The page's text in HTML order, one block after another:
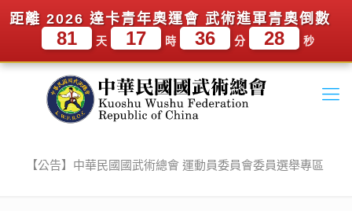
距離 2026 達卡青年奧運會 武術進軍青奧倒數
81 天 17 時 36 分 27 秒
【公告】中華民國國武術總會 運動員委員會委員選舉專區